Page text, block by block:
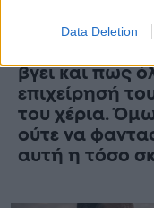
Data Deletion
αμαξίδιο,
βγει και πως
επιχείρησή
του χέρια.
ούτε να
αυτή η τόσο